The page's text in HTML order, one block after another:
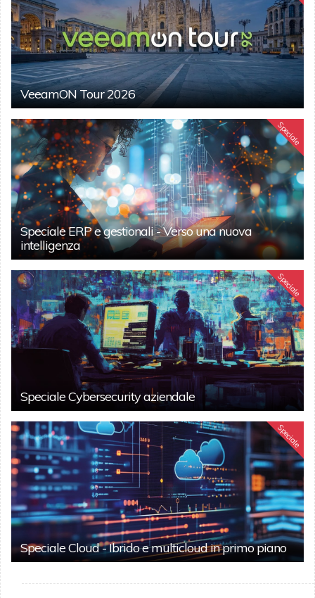
VeeamON Tour 2026
Speciale
Speciale ERP e gestionali - Verso una nuova
intelligenza
Speciale
Speciale Cybersecurity aziendale
Speciale
Speciale Cloud - Ibrido e multicloud in primo piano